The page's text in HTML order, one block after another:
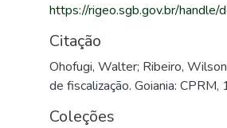
https://rigeo.sgb.gov.br/
Citação
Ohofugi, Walter; Ribeiro,
de fiscalização. Goiania: CPRM,
Coleções